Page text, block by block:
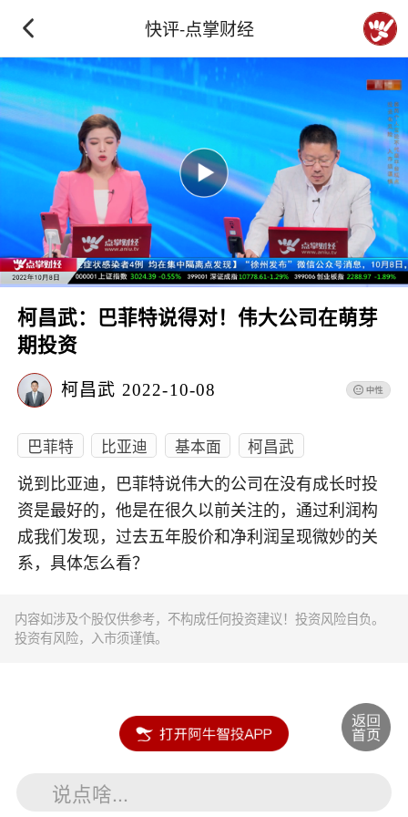
快评-点掌财经
柯昌武：巴菲特说得对！伟大公司在萌芽
期投资
柯昌武 2022-10-08
巴菲特 比亚迪 基本面 柯昌武
说到比亚迪，巴菲特说伟大的公司在没有成长时投
资是最好的，他是在很久以前关注的，通过利润构
成我们发现，过去五年股价和净利润呈现微妙的关
系，具体怎么看？
内容如涉及个股仅供参考，不构成任何投资建议！投资风险自负。
投资有风险，入市须谨慎。
说点啥...